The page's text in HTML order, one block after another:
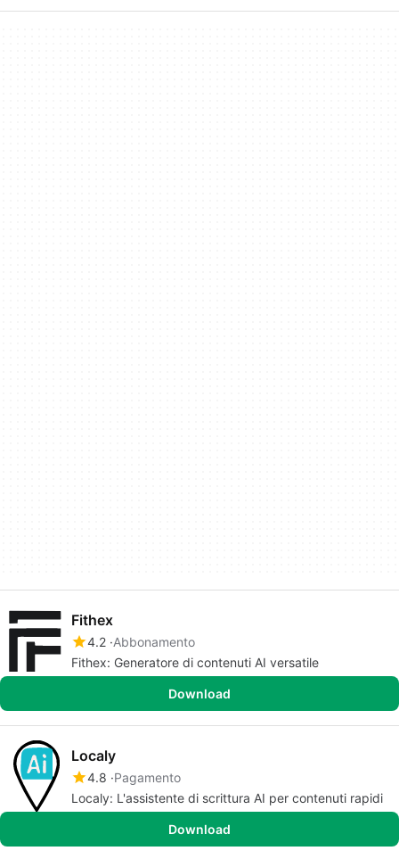
Fithex
4.2 Abbonamento
Fithex: Generatore di contenuti AI versatile
Download
Localy
4.8 Pagamento
Localy: L'assistente di scrittura AI per contenuti rapidi
Download